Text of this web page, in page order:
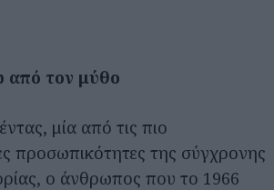
από τον μύθο
μία από τις πιο
προσωπικότητες της σύγχρονης
ο άνθρωπος που το 1966